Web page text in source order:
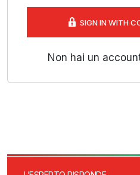
SIGN IN WITH
Non hai un